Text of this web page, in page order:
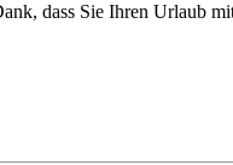
dass Sie Ihren Urlaub